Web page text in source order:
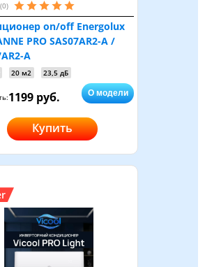
on/off Energolux
PRO SAS07AR2-A /
A
20 м2 23,5 дБ
1199 руб. О модели
Купить